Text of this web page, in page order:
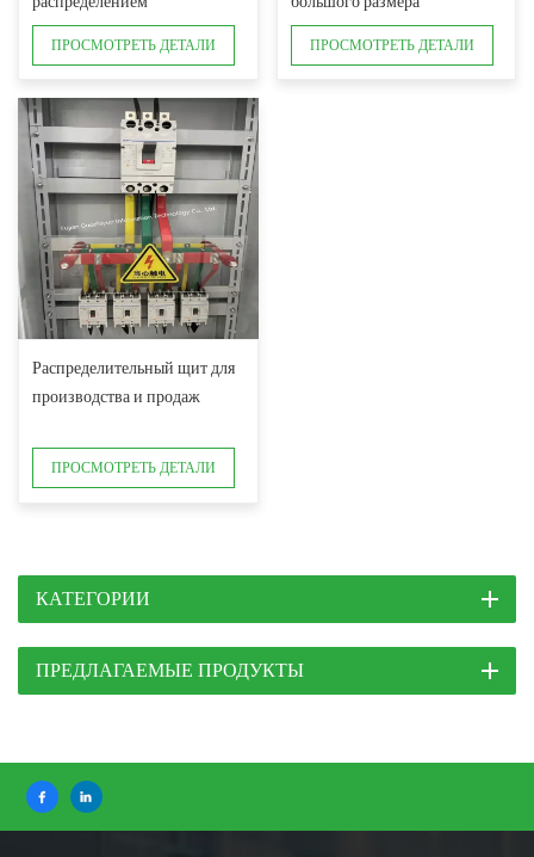
электроэнергии
ПРОСМОТРЕТЬ ДЕТАЛИ ПРОСМОТРЕТЬ ДЕТАЛИ
Распределительный щит для
производства и продаж
ПРОСМОТРЕТЬ ДЕТАЛИ
КАТЕГОРИИ
ПРЕДЛАГАЕМЫЕ ПРОДУКТЫ